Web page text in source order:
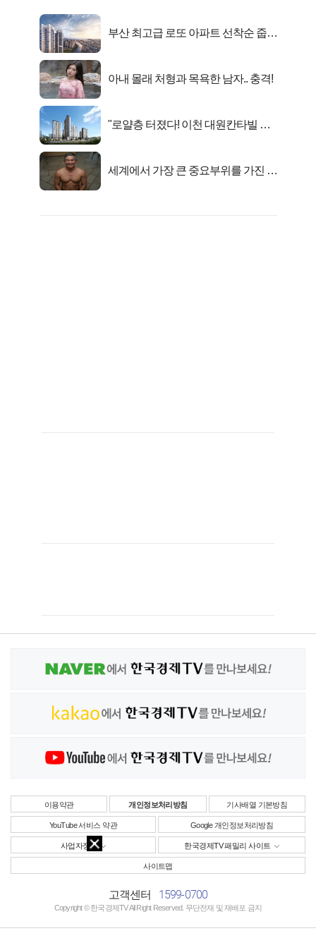
부산 최고급 로또 아파트 선착순 줍줍
아내 몰래 처형과 목욕한 남자.. 충격!
"로얄층 터졌다! 이천 대원칸타빌 잔
세계에서 가장 큰 중요부위를 가진 남
이용약관 개인정보처리방침 기사배열 기본방침
YouTube 서비스 약관 Google 개인정보처리방침
사업자정보 한국경제TV 패밀리 사이트
사이트맵
고객센터 1599-0700
Copyright © 한국경제TV All Right Reserved. 무단전재 및 재배포 금지